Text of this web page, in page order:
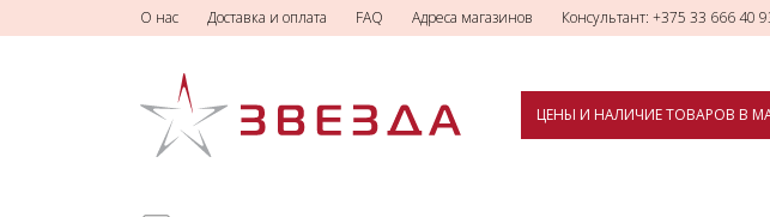
О нас Доставка и оплата FAQ Адреса магазинов Консультант: +375 33 666 40
ЦЕНЫ И НАЛИЧИЕ ТОВАРОВ В